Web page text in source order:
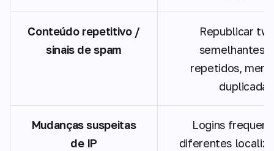
Conteúdo repetitivo /
sinais de spam
Republicar
semelhantes,
repetidos,
duplicadas
Mudanças suspeitas
de IP
Logins
diferentes